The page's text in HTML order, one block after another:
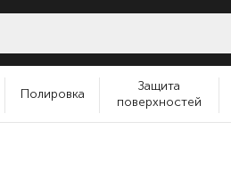
Полировка
Защита
поверхностей